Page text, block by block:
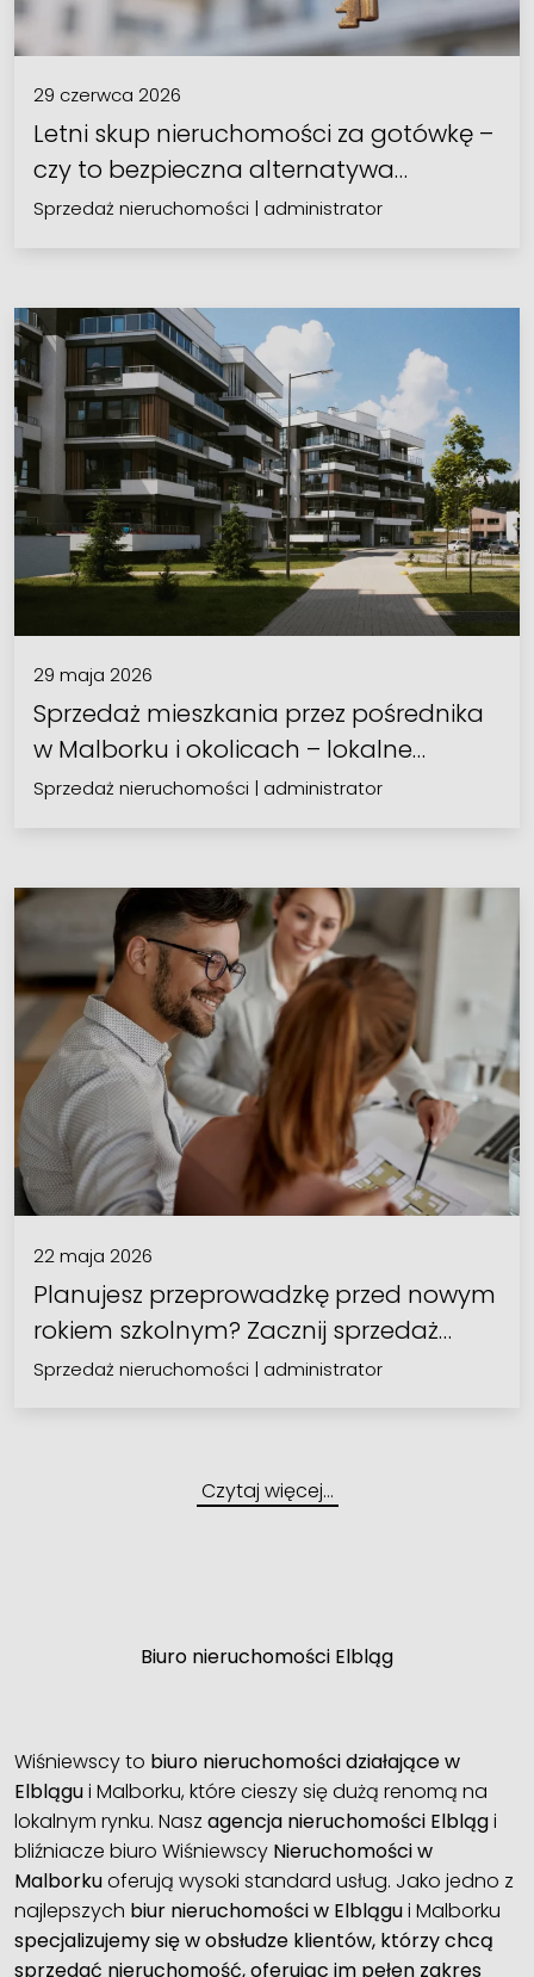
29 czerwca 2026
Letni skup nieruchomości za gotówkę –
czy to bezpieczna alternatywa…
Sprzedaż nieruchomości | administrator
29 maja 2026
Sprzedaż mieszkania przez pośrednika
w Malborku i okolicach – lokalne…
Sprzedaż nieruchomości | administrator
22 maja 2026
Planujesz przeprowadzkę przed nowym
rokiem szkolnym? Zacznij sprzedaż…
Sprzedaż nieruchomości | administrator
Czytaj więcej…
Biuro nieruchomości Elbląg
Wiśniewscy to biuro nieruchomości działające w
Elblągui Malborku, które cieszy się dużą renomą na
lokalnym rynku. Nasz agencja nieruchomości Elblągi
bliźniacze biuro Wiśniewscy Nieruchomości w
Malborkuoferują wysoki standard usług. Jako jedno z
najlepszych biur nieruchomości w Elblągui Malborku
specjalizujemy się w obsłudze klientów, którzy chcą
sprzedać nieruchomość, oferując im pełen zakres